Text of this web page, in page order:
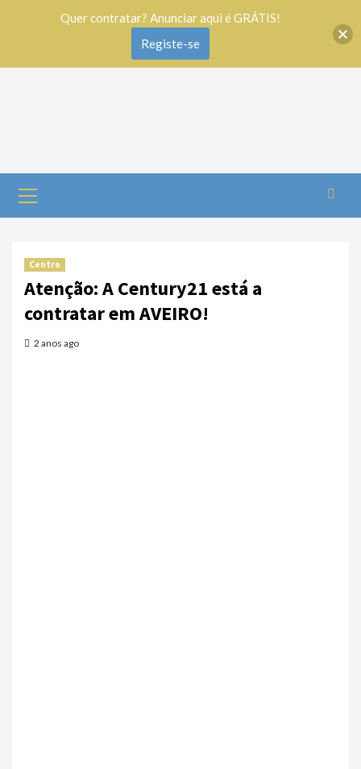
Centro
Atenção: A Century21 está a
contratar em AVEIRO!
2 anos ago
Quer contratar? Anunciar aqui é GRÁTIS!
Registe-se